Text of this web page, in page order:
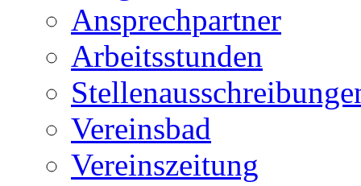
Ansprechpartner
Arbeitsstunden
Vereinsbad
Vereinszeitung